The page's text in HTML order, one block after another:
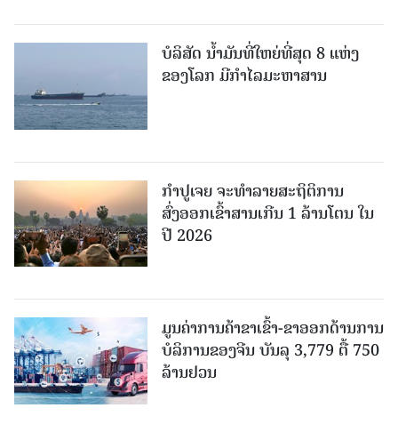
ບໍລິສັດ ນ້ຳມັນທີ່ໃຫຍ່ທີ່ສຸດ 8 ແຫ່ງ
ຂອງໂລກ ມີກຳໄລມະຫາສານ
ກຳປູເຈຍ ຈະທຳລາຍສະຖິຕິການ
ສົ່ງອອກເຂົ້າສານເກີນ 1 ລ້ານໂຕນ ໃນ
ປີ 2026
ມູນຄ່າການຄ້າຂາເຂົ້າ-ຂາອອກດ້ານການ
ບໍລິການຂອງຈີນ ບັນລຸ 3,779 ຕື້ 750
ລ້ານຢວນ